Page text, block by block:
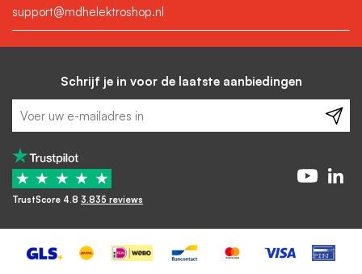
support@mdhelektroshop.nl
Schrijf je in voor de laatste aanbiedingen
★ ★ ★ ★ ★
TrustScore 4.8 3.835 reviews